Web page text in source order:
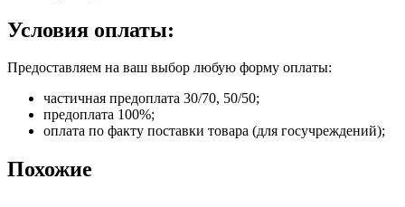
Условия оплаты:
Предоставляем на ваш выбор любую форму оплаты:
частичная предоплата 30/70, 50/50;
предоплата 100%;
оплата по факту поставки товара (для госучреждений);
Похожие